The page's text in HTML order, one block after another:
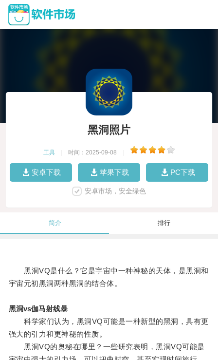
黑洞照片
工具 时间：2025-09-08
安卓下载 苹果下载 PC下载
安卓市场，安全绿色
简介 排行
黑洞VQ是什么？它是宇宙中一种神秘的天体，是黑洞和
宇宙元初黑洞两种黑洞的结合体。
黑洞vs伽马射线暴
科学家们认为，黑洞VQ可能是一种新型的黑洞，具有更
强大的引力和更神秘的性质。
黑洞VQ的奥秘在哪里？一些研究表明，黑洞VQ可能是